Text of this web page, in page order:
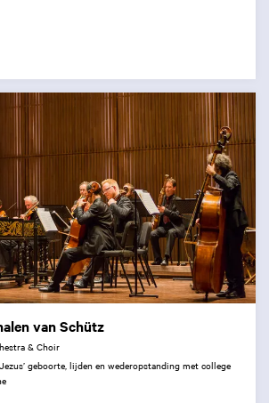
van Schütz
& Choir
geboorte, lijden en wederopstanding met college